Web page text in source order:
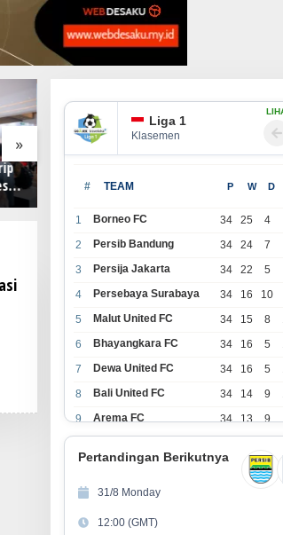
»
Penjualan, Stok, dan Multi-
Liga 1
Klasemen
# TEAM P W D
1 Borneo FC 34 25 4
2
Persib Bandung 34 24 7
3
Persija Jakarta 34 22 5
4
Persebaya Surabaya 34 16 10
5
Malut United FC 34 15 8
6
Bhayangkara FC 34 16 5
7
Dewa United FC 34 16 5
8
Bali United FC 34 14 9
9
Arema FC 34 13 9
0
1
11 12
2
Persik Kediri
Pertandingan Berikutnya
31/8 Monday
12:00 (GMT)